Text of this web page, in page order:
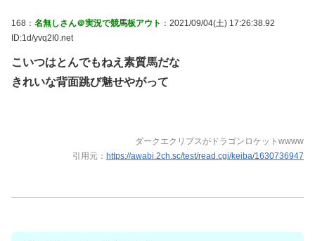
168： 名無しさん＠実況で競馬板アウト ：2021/09/04(土) 17:26:38.92
ID:1d/yvq2I0.net
こいつはとんでもねえ素質馬だな
きれいな背面跳び魅せやがって
ダークエクリプスがドラゴンロケットwwww
引用元： https://awabi.2ch.sc/test/read.cgi/keiba/1630736947